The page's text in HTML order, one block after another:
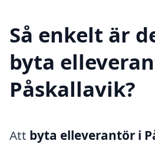
Så enkelt är
byta
Påskallavik?
Att byta elleverantör i